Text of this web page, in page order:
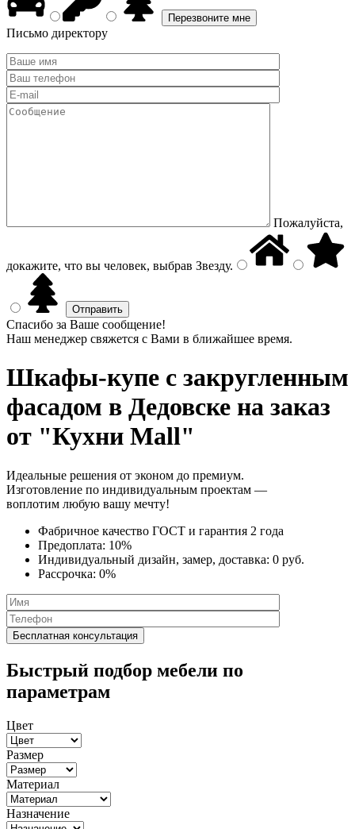
Письмо директору
Пожалуйста,
докажите, что вы человек, выбрав Звезду.
Спасибо за Ваше сообщение!
Наш менеджер свяжется с Вами в ближайшее время.
Шкафы-купе с закругленным
фасадом в Дедовске на заказ
от "Кухни Mall"
Идеальные решения от эконом до премиум.
Изготовление по индивидуальным проектам —
воплотим любую вашу мечту!
Фабричное качество ГОСТ и гарантия 2 года
Предоплата: 10%
Индивидуальный дизайн, замер, доставка: 0 руб.
Рассрочка: 0%
Быстрый подбор мебели по
параметрам
Цвет
Размер
Материал
Назначение